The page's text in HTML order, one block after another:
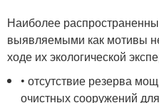
Наиболее
выявляемыми как мотивы
ходе их экологической
• отсутствие резерва
очистных сооружений